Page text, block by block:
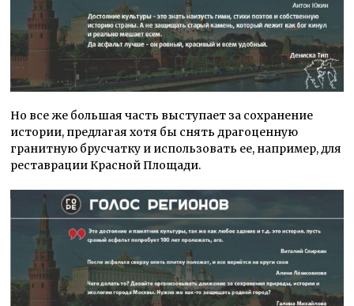
Но все же большая часть выступает за сохранение
истории, предлагая хотя бы снять драгоценную
гранитную брусчатку и использовать ее, например, для
реставрации Красной Площади.